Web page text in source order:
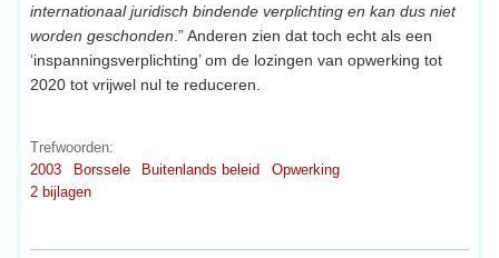
internationaal juridisch bindende verplichting en kan dus niet
worden geschonden .” Anderen zien dat toch echt als een
‘inspanningsverplichting’ om de lozingen van opwerking tot
2020 tot vrijwel nul te reduceren.
Trefwoorden:
2003
Borssele Buitenlands beleid
Opwerking
2 bijlagen